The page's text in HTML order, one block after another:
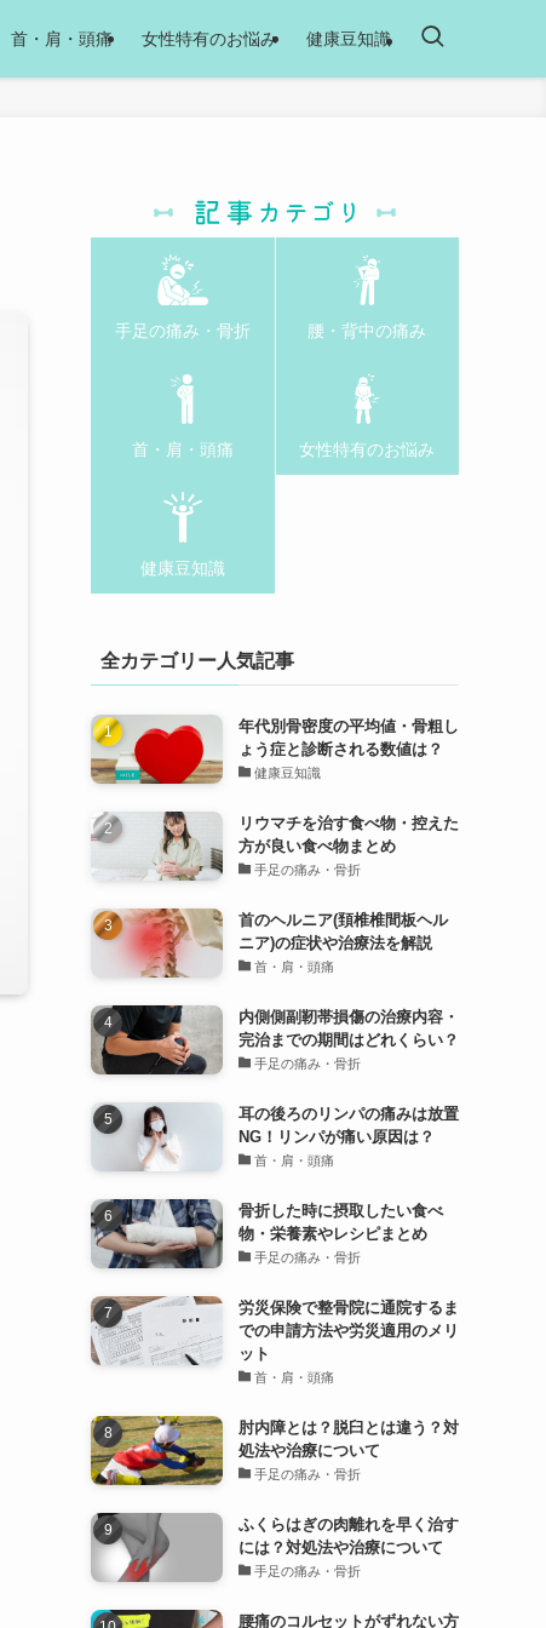
首・肩・頭痛 女性特有のお悩み 健康豆知識
手足の痛み・骨折 腰・背中の痛み
首・肩・頭痛 女性特有のお悩み
健康豆知識
全カテゴリー人気記事
年代別骨密度の平均値・骨粗し
ょう症と診断される数値は？
健康豆知識
リウマチを治す食べ物・控えた
方が良い食べ物まとめ
手足の痛み・骨折
首のヘルニア(頚椎椎間板ヘル
ニア)の症状や治療法を解説
首・肩・頭痛
内側側副靭帯損傷の治療内容・
完治までの期間はどれくらい？
手足の痛み・骨折
耳の後ろのリンパの痛みは放置
NG！リンパが痛い原因は？
首・肩・頭痛
骨折した時に摂取したい食べ
物・栄養素やレシピまとめ
手足の痛み・骨折
労災保険で整骨院に通院するま
での申請方法や労災適用のメリ
ット
首・肩・頭痛
肘内障とは？脱臼とは違う？対
処法や治療について
手足の痛み・骨折
ふくらはぎの肉離れを早く治す
には？対処法や治療について
手足の痛み・骨折
腰痛のコルセットがずれない方